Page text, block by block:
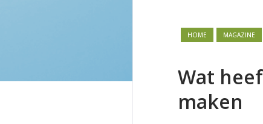
HOME MAGAZINE
Wat
maken